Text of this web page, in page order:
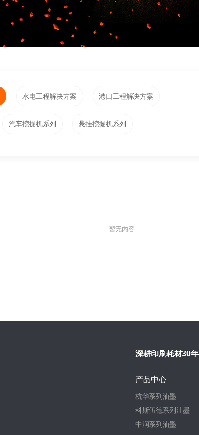
水电工程解决方案 港口工程解决方案
汽车挖掘机系列 悬挂挖掘机系列
暂无内容
深耕印刷耗材30年
产品中心
杭华系列油墨
科斯伍德系列油墨
中润系列油墨